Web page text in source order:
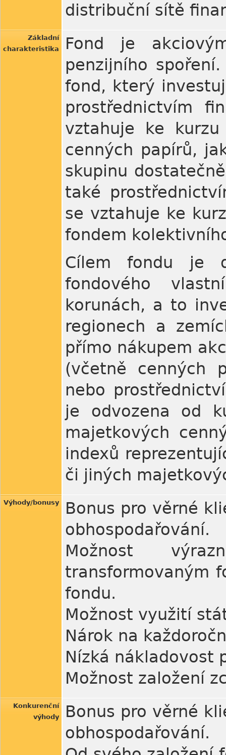
distribuční sítě
Základní
charakteristika
Fond je
penzijního
fond, který
prostřednictvím
vztahuje ke
cenných papírů,
skupinu
také
se vztahuje ke
fondem
Cílem fondu je
fondového
korunách, a to
regionech a
přímo nákupem
(včetně cenných
nebo
je odvozena od
majetkových
indexů
či jiných
Výhody/bonusy
Bonus pro věrné
obhospodařování.
Možnost
transformovaným
fondu.
Možnost využití
Nárok na
Nízká nákladovost
Možnost založení
Konkurenční
výhody
Bonus pro věrné
obhospodařování.